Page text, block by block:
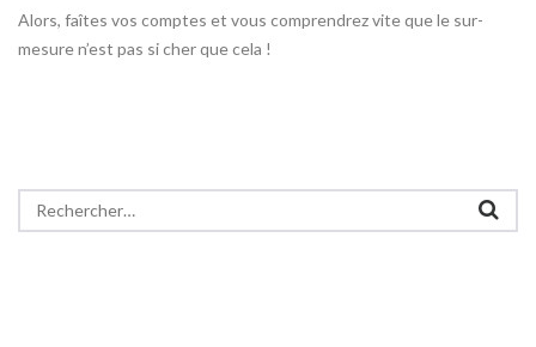
Alors, faîtes vos comptes et vous comprendrez vite que le sur-
mesure n’est pas si cher que cela !